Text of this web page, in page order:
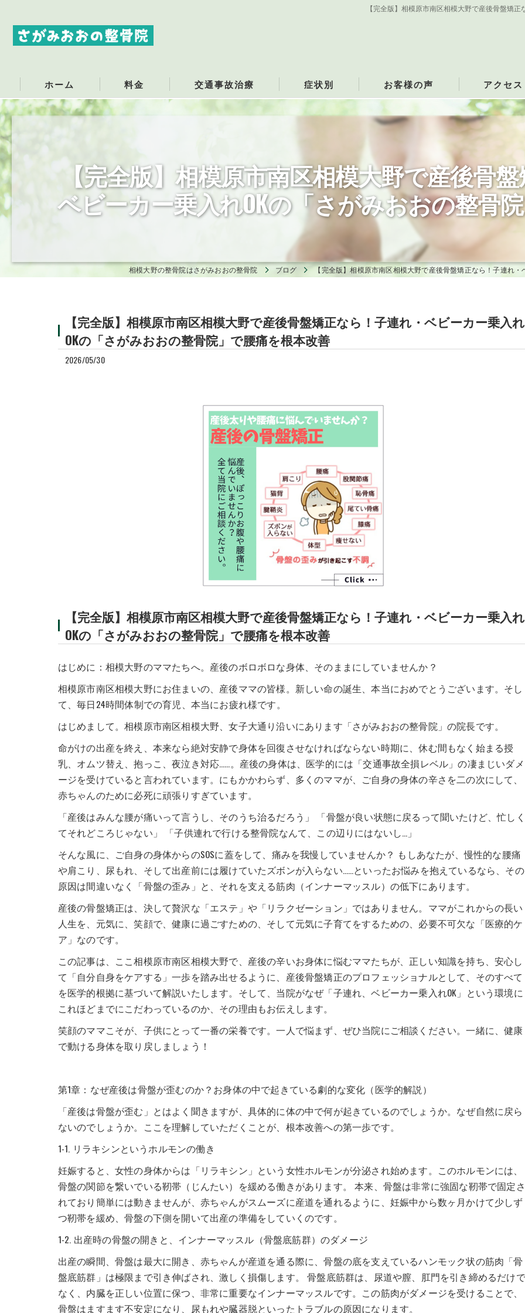
【完全版】相模原市南区相模大野で産後骨盤矯
ホーム 料金 交通事故治療
交通事故治療
交通事故の保険について
搭乗者傷害保険・人身障害特約
交通事故による骨折
交通事故での頸椎損傷
交通事故による膝の痛み
交通事故での頸椎捻挫
交通事故での捻挫
交通事故での打撲
交通事故での頚部捻挫
交通事故による腰部捻挫
交通事故での腰椎捻挫
症状別
ストレートネック
寝違え
肩の痛み
肩こり
五十肩・四十肩
頭痛
腰の痛み
ぎっくり腰
ヘルニア
オスグッド
テニス肘・ゴルフ肘
アキレス腱炎
肋間神経痛
お客様の声 アクセス
さがみおおの
【完全版】相模原市南区相模大野で産後骨
ベビーカー乗入れOKの「さがみおおの整骨
相模大野の整骨院はさがみおおの整骨院 ブログ 【完全版】相模原市南区相模大野で産後骨盤矯正なら！子連れ
【完全版】相模原市南区相模大野で産後骨盤矯正なら！子連れ・ベビーカー乗入れ
OKの「さがみおおの整骨院」で腰痛を根本改善
2026/05/30
【完全版】相模原市南区相模大野で産後骨盤矯正なら！子連れ・ベビーカー乗入れ
OKの「さがみおおの整骨院」で腰痛を根本改善
はじめに：相模大野のママたちへ。産後のボロボロな身体、そのままにしていませんか？
相模原市南区相模大野にお住まいの、産後ママの皆様。新しい命の誕生、本当におめでとうございます。そし
て、毎日24時間体制での育児、本当にお疲れ様です。
はじめまして。相模原市南区相模大野、女子大通り沿いにあります「さがみおおの整骨院」の院長です。
命がけの出産を終え、本来なら絶対安静で身体を回復させなければならない時期に、休む間もなく始まる授
乳、オムツ替え、抱っこ、夜泣き対応……。産後の身体は、医学的には「交通事故全損レベル」の凄まじいダメ
ージを受けていると言われています。にもかかわらず、多くのママが、ご自身の身体の辛さを二の次にして、
赤ちゃんのために必死に頑張りすぎています。
「産後はみんな腰が痛いって言うし、そのうち治るだろう」 「骨盤が良い状態に戻るって聞いたけど、忙しく
てそれどころじゃない」 「子供連れで行ける整骨院なんて、この辺りにはないし…」
そんな風に、ご自身の身体からのSOSに蓋をして、痛みを我慢していませんか？ もしあなたが、慢性的な腰痛
や肩こり、尿もれ、そして出産前には履けていたズボンが入らない……といったお悩みを抱えているなら、その
原因は間違いなく「骨盤の歪み」と、それを支える筋肉（インナーマッスル）の低下にあります。
産後の骨盤矯正は、決して贅沢な「エステ」や「リラクゼーション」ではありません。ママがこれからの長い
人生を、元気に、笑顔で、健康に過ごすための、そして元気に子育てをするための、必要不可欠な「医療的ケ
ア」なのです。
この記事は、ここ相模原市南区相模大野で、産後の辛いお身体に悩むママたちが、正しい知識を持ち、安心し
て「自分自身をケアする」一歩を踏み出せるように、産後骨盤矯正のプロフェッショナルとして、そのすべて
を医学的根拠に基づいて解説いたします。そして、当院がなぜ「子連れ、ベビーカー乗入れOK」という環境に
これほどまでにこだわっているのか、その理由もお伝えします。
笑顔のママこそが、子供にとって一番の栄養です。一人で悩まず、ぜひ当院にご相談ください。一緒に、健康
で動ける身体を取り戻しましょう！
第1章：なぜ産後は骨盤が歪むのか？お身体の中で起きている劇的な変化（医学的解説）
「産後は骨盤が歪む」とはよく聞きますが、具体的に体の中で何が起きているのでしょうか。なぜ自然に戻ら
ないのでしょうか。ここを理解していただくことが、根本改善への第一歩です。
1-1. リラキシンというホルモンの働き
妊娠すると、女性の身体からは「リラキシン」という女性ホルモンが分泌され始めます。このホルモンには、
骨盤の関節を繋いでいる靭帯（じんたい）を緩める働きがあります。 本来、骨盤は非常に強固な靭帯で固定さ
れており簡単には動きませんが、赤ちゃんがスムーズに産道を通れるように、妊娠中から数ヶ月かけて少しず
つ靭帯を緩め、骨盤の下側を開いて出産の準備をしていくのです。
1-2. 出産時の骨盤の開きと、インナーマッスル（骨盤底筋群）のダメージ
出産の瞬間、骨盤は最大に開き、赤ちゃんが産道を通る際に、骨盤の底を支えているハンモック状の筋肉「骨
盤底筋群」は極限まで引き伸ばされ、激しく損傷します。 骨盤底筋群は、尿道や膣、肛門を引き締めるだけで
なく、内臓を正しい位置に保つ、非常に重要なインナーマッスルです。この筋肉がダメージを受けることで、
骨盤はますます不安定になり、尿もれや臓器脱といったトラブルの原因になります。